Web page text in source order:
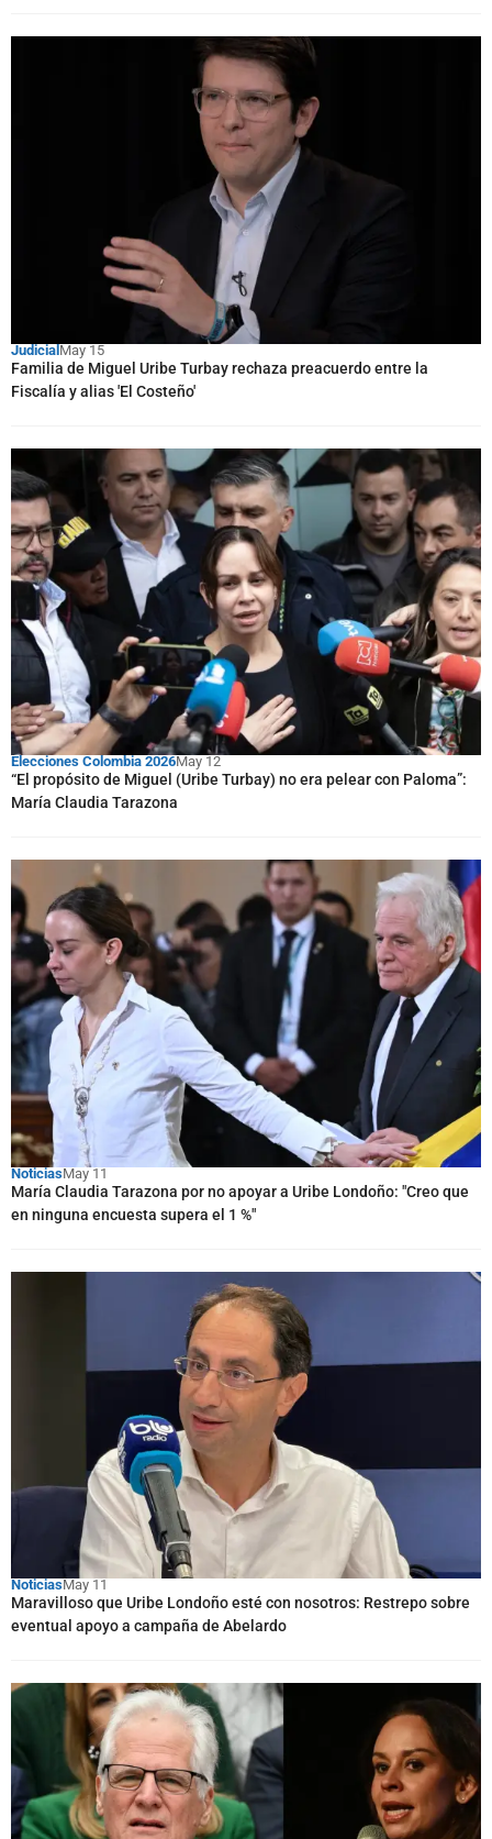
JudicialMay 15
Familia de Miguel Uribe Turbay rechaza preacuerdo entre la
Fiscalía y alias 'El Costeño'
Elecciones Colombia 2026May 12
“El propósito de Miguel (Uribe Turbay) no era pelear con Paloma”:
María Claudia Tarazona
NoticiasMay 11
María Claudia Tarazona por no apoyar a Uribe Londoño: "Creo que
en ninguna encuesta supera el 1 %"
NoticiasMay 11
Maravilloso que Uribe Londoño esté con nosotros: Restrepo sobre
eventual apoyo a campaña de Abelardo